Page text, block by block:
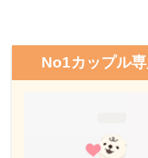
No1カップル